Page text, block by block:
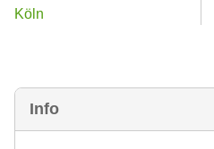
Info
Köln